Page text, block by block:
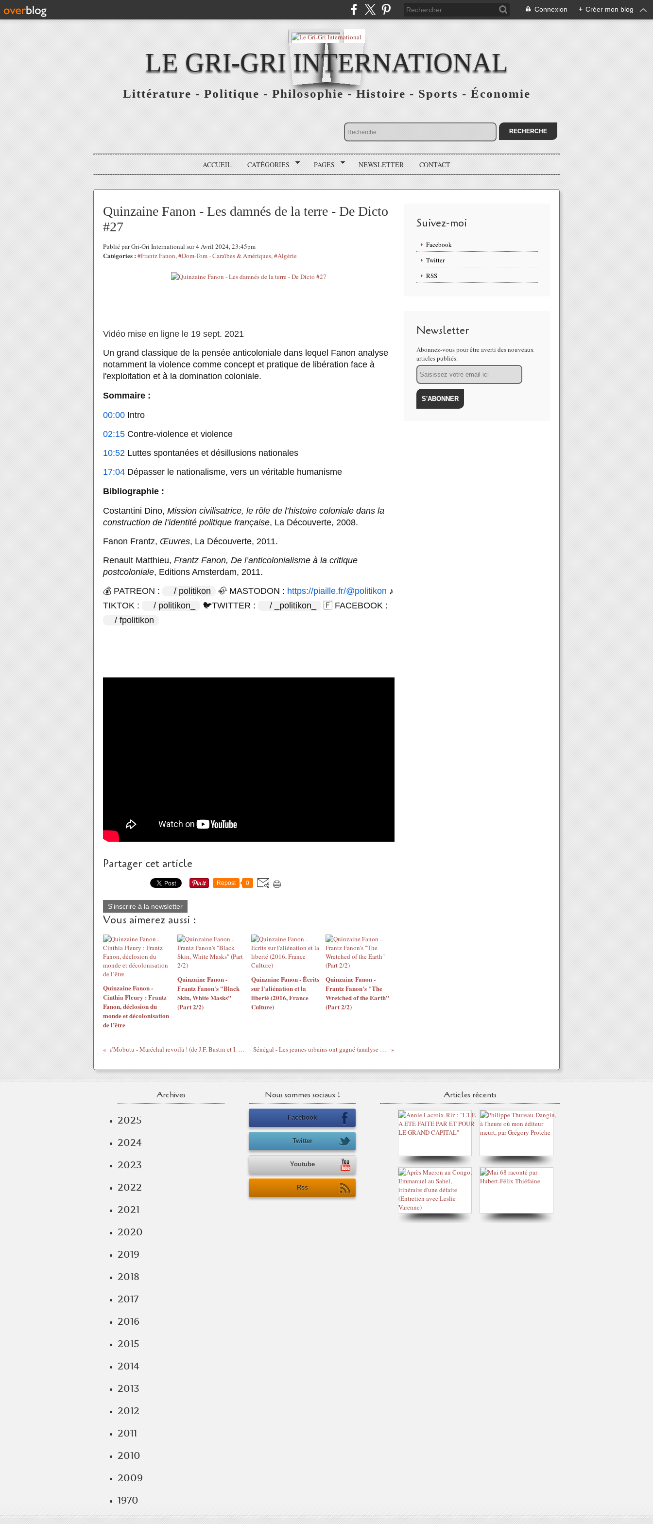
Connexion + Créer mon blog
LE GRI-GRI INTERNATIONAL
Littérature - Politique - Philosophie - Histoire - Sports - Économie
ACCUEIL CATÉGORIES PAGES NEWSLETTER CONTACT
Quinzaine Fanon - Les damnés de la terre - De Dicto
#27
Publié par Gri-Gri International sur 4 Avril 2024, 23:45pm
Catégories : #Frantz Fanon,#Dom-Tom - Caraïbes & Amériques,#Algérie
Vidéo mise en ligne le 19 sept. 2021
Un grand classique de la pensée anticoloniale dans lequel Fanon analyse
notamment la violence comme concept et pratique de libération face à
l'exploitation et à la domination coloniale.
Sommaire :
00:00 Intro
02:15 Contre-violence et violence
10:52 Luttes spontanées et désillusions nationales
17:04 Dépasser le nationalisme, vers un véritable humanisme
Bibliographie :
Costantini Dino, Mission civilisatrice, le rôle de l’histoire coloniale dans la
construction de l’identité politique française, La Découverte, 2008.
Fanon Frantz, Œuvres, La Découverte, 2011.
Renault Matthieu, Frantz Fanon, De l’anticolonialisme à la critique
postcoloniale, Editions Amsterdam, 2011.
💰 PATREON :
/ politikon 🦣 MASTODON : https://piaille.fr/@politikon ♪
TIKTOK :
/ politikon_ 🐦TWITTER : / _politikon_
🇫 FACEBOOK :
/ fpolitikon
Partager cet article
Repost 0
S'inscrire à la newsletter
Vous aimerez aussi :
Quinzaine Fanon -
Cinthia Fleury : Frantz
Fanon, déclosion du
monde et décolonisation
de l’être
Quinzaine Fanon -
Frantz Fanon's "Black
Skin, White Masks"
(Part 2/2)
Quinzaine Fanon - Écrits
sur l'aliénation et la
liberté (2016, France
Culture)
Quinzaine Fanon -
Frantz Fanon's "The
Wretched of the Earth"
(Part 2/2)
#Mobutu - Maréchal revoilà ! (de J.F. Bastin et I. Christiaens, 1994) Sénégal - Les jeunes urbains ont gagné (analyse de Félix Atchadé)
Suivez-moi
Facebook
Twitter
RSS
Newsletter
Abonnez-vous pour être averti des nouveaux
articles publiés.
Email
Archives
2025
2024
2023
2022
2021
2020
2019
2018
2017
2016
2015
2014
2013
2012
2011
2010
2009
1970
Nous sommes sociaux !
Facebook
Twitter
Youtube
Rss
Articles récents